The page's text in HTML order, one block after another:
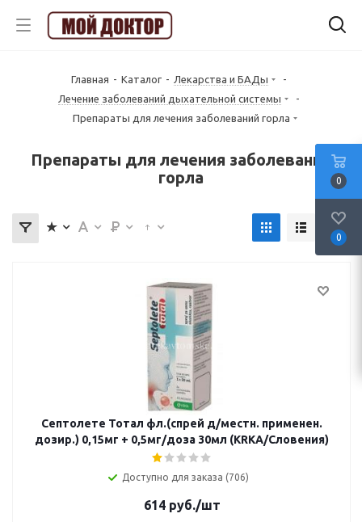
Главная - Каталог - Лекарства и БАДы
-
Лечение заболеваний дыхательной системы
-
Препараты для лечения заболеваний горла
Препараты для лечения заболеваний
горла
Септолете Тотал фл.(спрей д/местн. применен.
дозир.) 0,15мг + 0,5мг/доза 30мл (KRKA/Словения)
Доступно для заказа (706)
614руб./шт
0
0